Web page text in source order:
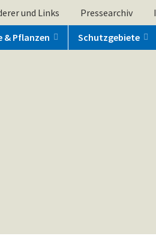
und Links Pressearchiv
& Pflanzen Schutzgebiete